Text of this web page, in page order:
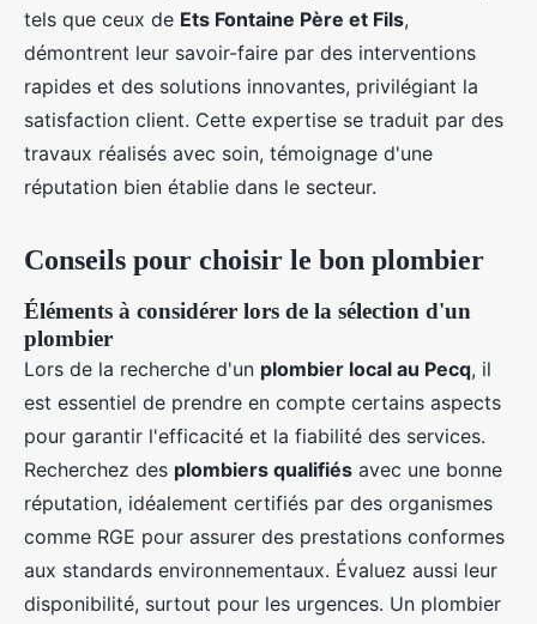
tels que ceux de Ets Fontaine Père et Fils,
démontrent leur savoir-faire par des interventions
rapides et des solutions innovantes, privilégiant la
satisfaction client. Cette expertise se traduit par des
travaux réalisés avec soin, témoignage d'une
réputation bien établie dans le secteur.
Conseils pour choisir le bon plombier
Éléments à considérer lors de la sélection d'un
plombier
Lors de la recherche d'un plombier local au Pecq, il
est essentiel de prendre en compte certains aspects
pour garantir l'efficacité et la fiabilité des services.
Recherchez des plombiers qualifiés avec une bonne
réputation, idéalement certifiés par des organismes
comme RGE pour assurer des prestations conformes
aux standards environnementaux. Évaluez aussi leur
disponibilité, surtout pour les urgences. Un plombier